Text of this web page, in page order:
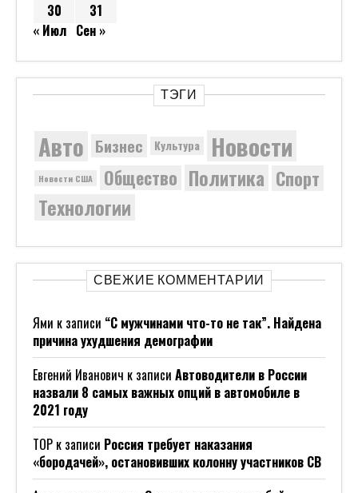
30
31
« Июл Сен »
ТЭГИ
Авто Бизнес Культура Новости
Новости США Общество Политика Спорт
Технологии
СВЕЖИЕ КОММЕНТАРИИ
Ями к записи “С мужчинами что-то не так”. Найдена
причина ухудшения демографии
Евгений Иванович к записи Автоводители в России
назвали 8 самых важных опций в автомобиле в
2021 году
ТОР к записи Россия требует наказания
«бородачей», остановивших колонну участников СВ